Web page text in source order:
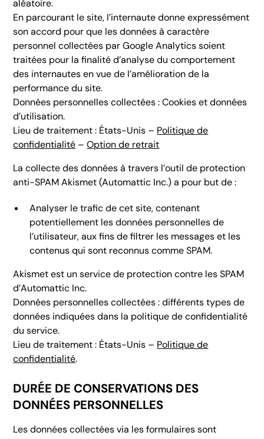
aléatoire.
En parcourant le site, l’internaute donne expressément
son accord pour que les données à caractère
personnel collectées par Google Analytics soient
traitées pour la finalité d’analyse du comportement
des internautes en vue de l’amélioration de la
performance du site.
Données personnelles collectées : Cookies et données
d’utilisation.
Lieu de traitement : États-Unis – Politique de
confidentialité –Option de retrait
La collecte des données à travers l’outil de protection
anti-SPAM Akismet (Automattic Inc.) a pour but de :
Analyser le trafic de cet site, contenant
potentiellement les données personnelles de
l’utilisateur, aux fins de filtrer les messages et les
contenus qui sont reconnus comme SPAM.
Akismet est un service de protection contre les SPAM
d’Automattic Inc.
Données personnelles collectées : différents types de
données indiquées dans la politique de confidentialité
du service.
Lieu de traitement : États-Unis – Politique de
confidentialité.
DURÉE DE CONSERVATIONS DES
DONNÉES PERSONNELLES
Les données collectées via les formulaires sont